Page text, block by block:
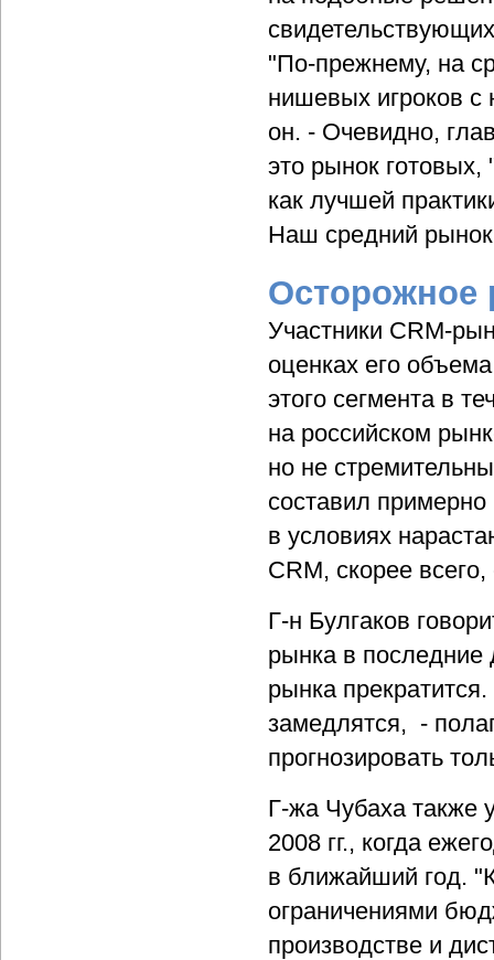
"По-прежнему, на
нишевых игроков
он. - Очевидно,
это рынок
как лучшей
Наш средний
Осторожное
Участники CRM-
оценках его
этого сегмента в
на российском
но не
составил
в условиях
CRM, скорее
Г-н Булгаков
рынка в последние
рынка
замедлятся, -
прогнозировать
Г-жа Чубаха также
2008 гг., когда
в ближайший год.
ограничениями
производстве и